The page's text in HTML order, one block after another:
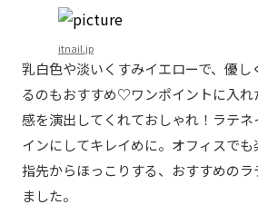
itnail.jp
乳白色や淡いくすみイエローで、優し
るのもおすすめ♡ワンポイントに入れ
感を演出してくれておしゃれ！ラテ
インにしてキレイめに。オフィスでも
指先からほっこりする、おすすめの
ました。